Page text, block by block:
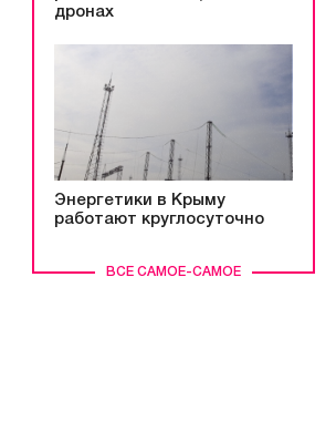
ВСЕ САМОЕ-САМОЕ
дронах
Энергетики в Крыму
работают круглосуточно